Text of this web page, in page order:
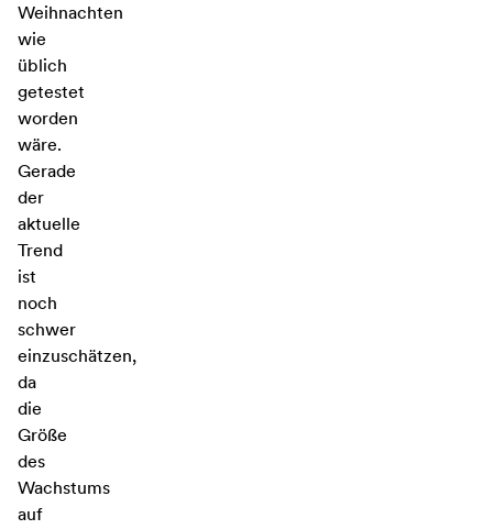
Weihnachten
wie
üblich
getestet
worden
wäre.
Gerade
der
aktuelle
Trend
ist
noch
schwer
einzuschätzen,
da
die
Größe
des
Wachstums
auf